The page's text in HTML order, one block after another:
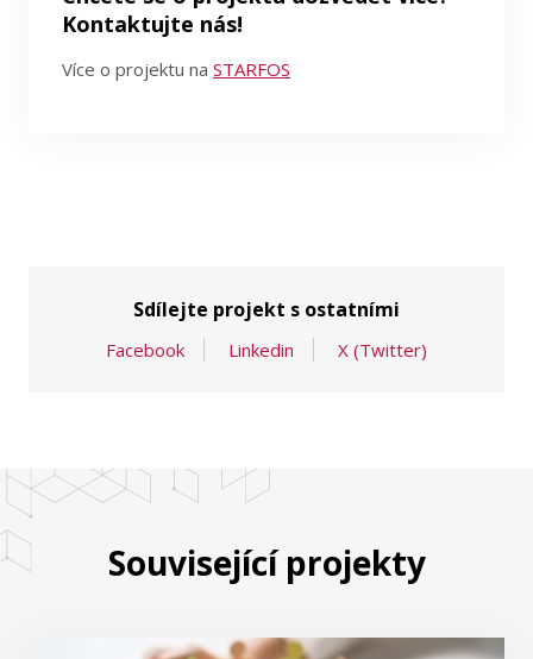
Kontaktujte nás!
Více o projektu na STARFOS
Sdílejte projekt s ostatními
Facebook Linkedin X (Twitter)
Související projekty